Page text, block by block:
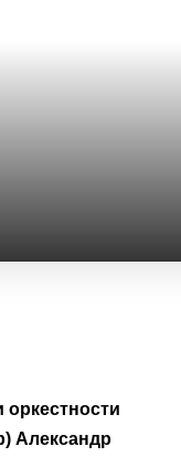
оркестности
Александр